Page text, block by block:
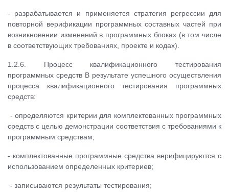
- разрабатывается и применяется стратегия регрессии для
повторной верификации программных составных частей при
возникновении изменений в программных блоках (в том числе
в соответствующих требованиях, проекте и кодах).
1.2.6. Процесс квалификационного тестирования
программных средств В результате успешного осуществления
процесса квалификационного тестирования программных
средств:
- определяются критерии для комплектованных программных
средств с целью демонстрации соответствия с требованиями к
программным средствам;
- комплектованные программные средства верифицируются с
использованием определенных критериев;
- записываются результаты тестирования;